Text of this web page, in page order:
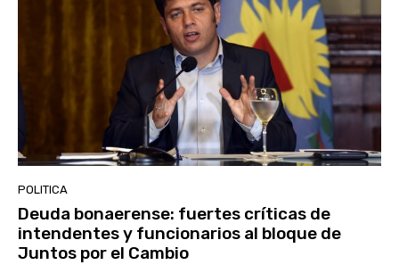
POLITICA
Deuda bonaerense: fuertes críticas de
intendentes y funcionarios al bloque de
Juntos por el Cambio